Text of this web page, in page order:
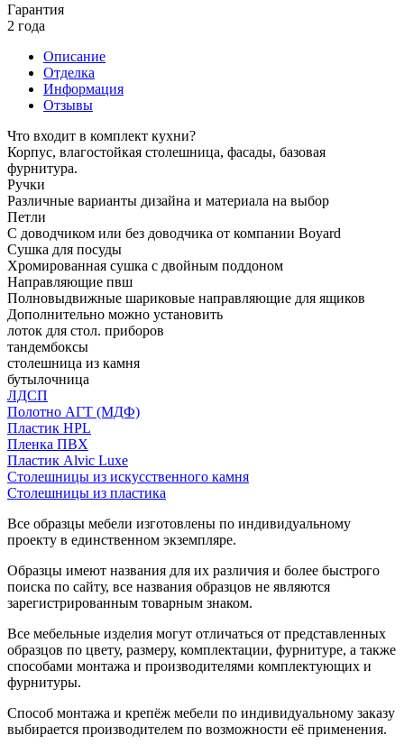
Гарантия
2 года
Описание
Отделка
Информация
Отзывы
Что входит в комплект кухни?
Корпус, влагостойкая столешница, фасады, базовая
фурнитура.
Ручки
Различные варианты дизайна и материала на выбор
Петли
С доводчиком или без доводчика от компании Boyard
Сушка для посуды
Хромированная сушка с двойным поддоном
Направляющие пвш
Полновыдвижные шариковые направляющие для ящиков
Дополнительно можно установить
лоток для стол. приборов
тандембоксы
столешница из камня
бутылочница
ЛДСП
Полотно АГТ (МДФ)
Пластик HPL
Пленка ПВХ
Пластик Alvic Luxe
Столешницы из искусственного камня
Столешницы из пластика
Все образцы мебели изготовлены по индивидуальному
проекту в единственном экземпляре.
Образцы имеют названия для их различия и более быстрого
поиска по сайту, все названия образцов не являются
зарегистрированным товарным знаком.
Все мебельные изделия могут отличаться от представленных
образцов по цвету, размеру, комплектации, фурнитуре, а также
способами монтажа и производителями комплектующих и
фурнитуры.
Способ монтажа и крепёж мебели по индивидуальному заказу
выбирается производителем по возможности её применения.